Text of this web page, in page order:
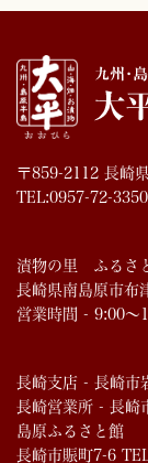
〒859-2112 長崎
TEL:0957-72-
漬物の里 ふるさ
長崎県南島原市布
営業時間 - 9:00～
長崎支店 - 長崎市
長崎営業所 - 長崎
島原ふるさと館
長崎市賑町7-6